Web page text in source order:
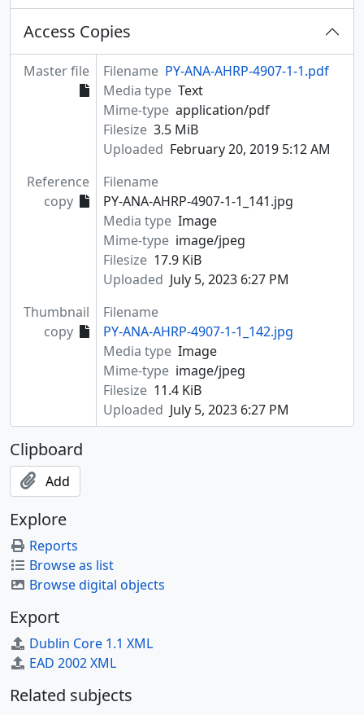
Access Copies
Master file Filename PY-ANA-AHRP-4907-1-1.pdf
Media type Text
Mime-type application/pdf
Filesize 3.5 MiB
Uploaded February 20, 2019 5:12 AM
Reference
copy
Filename
PY-ANA-AHRP-4907-1-1_141.jpg
Media type Image
Mime-type image/jpeg
Filesize 17.9 KiB
Uploaded July 5, 2023 6:27 PM
Thumbnail
copy
Filename
PY-ANA-AHRP-4907-1-1_142.jpg
Media type Image
Mime-type image/jpeg
Filesize 11.4 KiB
Uploaded July 5, 2023 6:27 PM
Clipboard
Add
Explore
Reports
Browse as list
Browse digital objects
Export
Dublin Core 1.1 XML
EAD 2002 XML
Related subjects